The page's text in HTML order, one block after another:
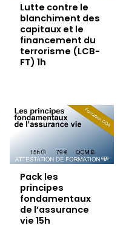
Lutte contre le
blanchiment des
capitaux et le
financement du
terrorisme (LCB-
FT) 1h
Pack les
principes
fondamentaux
de l’assurance
vie 15h